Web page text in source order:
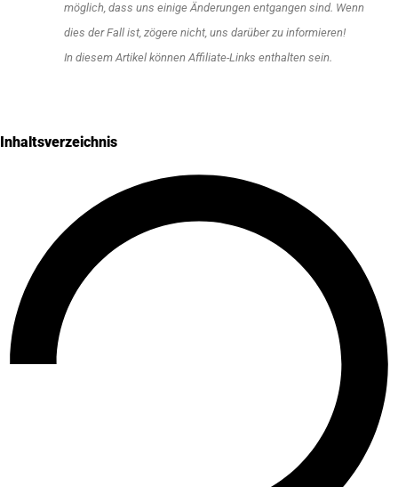
möglich, dass uns einige Änderungen entgangen sind. Wenn
dies der Fall ist, zögere nicht, uns darüber zu informieren!
In diesem Artikel können Affiliate-Links enthalten sein.
Inhaltsverzeichnis